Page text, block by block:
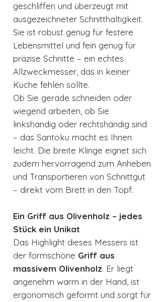
geschliffen und überzeugt mit
ausgezeichneter Schnitthaltigkeit.
Sie ist robust genug für festere
Lebensmittel und fein genug für
präzise Schnitte – ein echtes
Allzweckmesser, das in keiner
Küche fehlen sollte.
Ob Sie gerade schneiden oder
wiegend arbeiten, ob Sie
linkshändig oder rechtshändig sind
– das Santoku macht es Ihnen
leicht. Die breite Klinge eignet sich
zudem hervorragend zum Anheben
und Transportieren von Schnittgut
– direkt vom Brett in den Topf.
Ein Griff aus Olivenholz – jedes
Stück ein Unikat
Das Highlight dieses Messers ist
der formschöne Griff aus
massivem Olivenholz. Er liegt
angenehm warm in der Hand, ist
ergonomisch geformt und sorgt für